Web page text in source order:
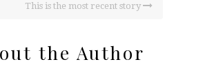
This is the most recent story
the Author